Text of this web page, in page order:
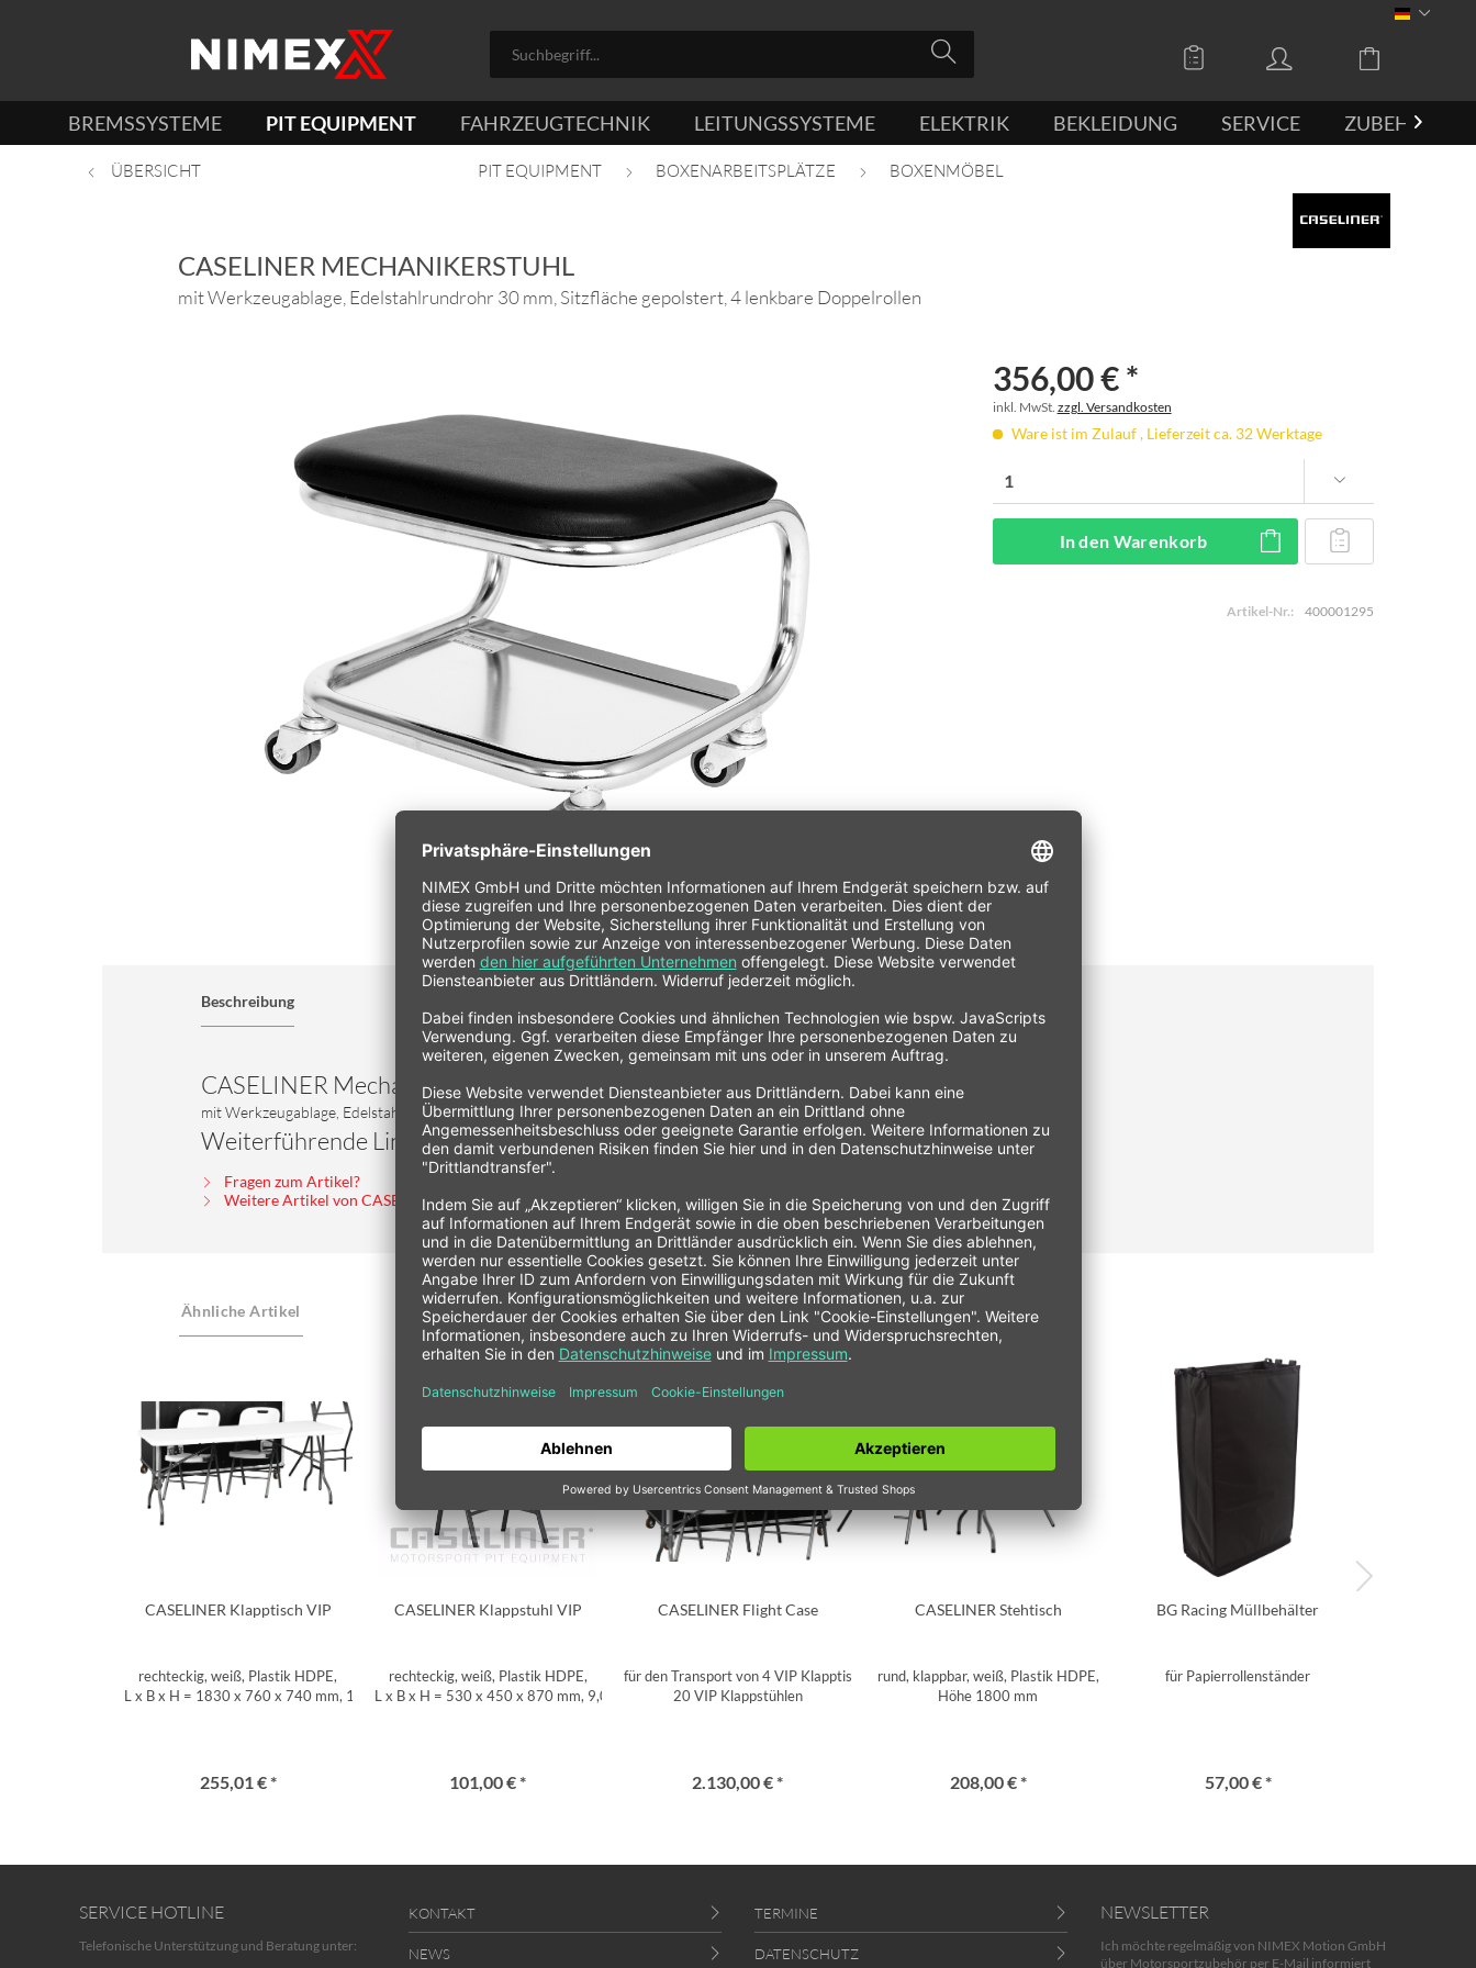
DEUTSCH
BREMSSYSTEME PIT EQUIPMENT FAHRZEUGTECHNIK LEITUNGSSYSTEME ELEKTRIK BEKLEIDUNG SERVICE ZUBEHÖR

ÜBERSICHT PIT EQUIPMENT BOXENARBEITSPLÄTZE BOXENMÖBEL
CASELINER MECHANIKERSTUHL
mit Werkzeugablage, Edelstahlrundrohr 30 mm, Sitzfläche gepolstert, 4 lenkbare Doppelrollen
356,00 € *
inkl. MwSt. zzgl. Versandkosten
Ware ist im Zulauf , Lieferzeit ca. 32 Werktage
In den Warenkorb
Artikel-Nr.: 400001295
Beschreibung
CASELINER Mechanikerstuhl
mit Werkzeugablage, Edelstahlrundrohr 30 mm, Sitzfläche gepolstert, 4 lenkbare Doppelrollen
Weiterführende Links zu "CASELINER Mechanikerstuhl"
Fragen zum Artikel?
Weitere Artikel von CASELINER s.r.o.
Ähnliche Artikel
CASELINER Klapptisch VIP
rechteckig, weiß, Plastik HDPE,
L x B x H = 1830 x 760 x 740 mm, 14,0 kg
255,01 € *
CASELINER Klappstuhl VIP
rechteckig, weiß, Plastik HDPE,
L x B x H = 530 x 450 x 870 mm, 9,0 kg
101,00 € *
CASELINER Flight Case
für den Transport von 4 VIP Klapptischen und
20 VIP Klappstühlen
2.130,00 € *
CASELINER Stehtisch
rund, klappbar, weiß, Plastik HDPE,
Höhe 1800 mm
208,00 € *
BG Racing Müllbehälter
für Papierrollenständer
57,00 € *
SERVICE HOTLINE
Telefonische Unterstützung und Beratung unter:
KONTAKT
NEWS
TERMINE
DATENSCHUTZ
NEWSLETTER
Ich möchte regelmäßig von NIMEX Motion GmbH
über Motorsportzubehör per E-Mail informiert